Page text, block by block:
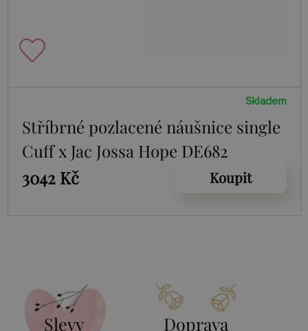
Skladem
Stříbrné pozlacené náušnice single
Cuff x Jac Jossa Hope DE682
3042 Kč
Koupit
Slevy Doprava